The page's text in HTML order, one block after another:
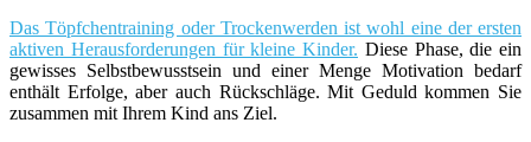
Das Töpfchentraining oder Trockenwerden ist wohl eine der ersten
aktiven Herausforderungen für kleine Kinder. Diese Phase, die ein
gewisses Selbstbewusstsein und einer Menge Motivation bedarf
enthält Erfolge, aber auch Rückschläge. Mit Geduld kommen Sie
zusammen mit Ihrem Kind ans Ziel.